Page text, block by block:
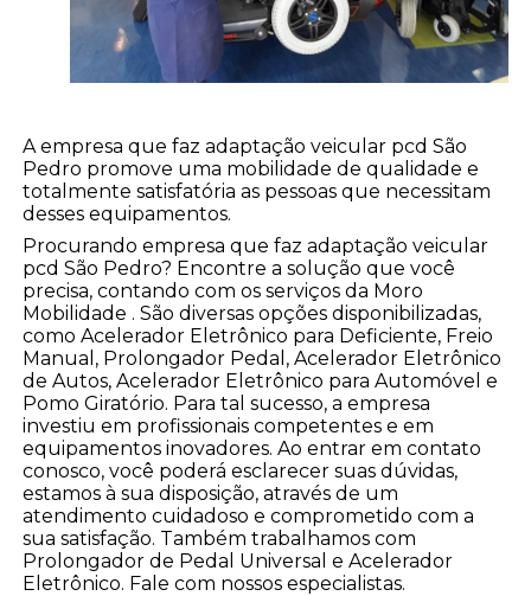
A empresa que faz adaptação veicular pcd São
Pedro promove uma mobilidade de qualidade e
totalmente satisfatória as pessoas que necessitam
desses equipamentos.
Procurando empresa que faz adaptação veicular
pcd São Pedro? Encontre a solução que você
precisa, contando com os serviços da Moro
Mobilidade . São diversas opções disponibilizadas,
como Acelerador Eletrônico para Deficiente, Freio
Manual, Prolongador Pedal, Acelerador Eletrônico
de Autos, Acelerador Eletrônico para Automóvel e
Pomo Giratório. Para tal sucesso, a empresa
investiu em profissionais competentes e em
equipamentos inovadores. Ao entrar em contato
conosco, você poderá esclarecer suas dúvidas,
estamos à sua disposição, através de um
atendimento cuidadoso e comprometido com a
sua satisfação. Também trabalhamos com
Prolongador de Pedal Universal e Acelerador
Eletrônico. Fale com nossos especialistas.